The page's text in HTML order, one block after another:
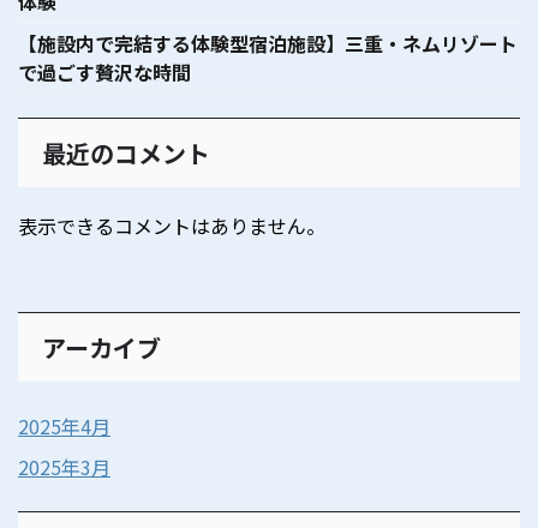
【施設内で完結する体験型宿泊施設】三重・ネムリゾート
で過ごす贅沢な時間
最近のコメント
表示できるコメントはありません。
アーカイブ
2025年4月
2025年3月